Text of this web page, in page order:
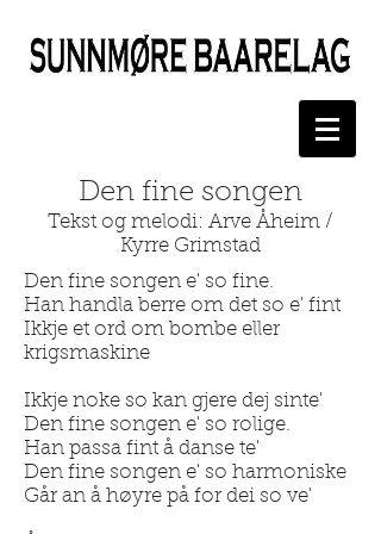
Den fine songen
Tekst og melodi: Arve Åheim /
Kyrre Grimstad
Den fine songen e' so fine.
Han handla berre om det so e' fint
Ikkje et ord om bombe eller
krigsmaskine
Ikkje noke so kan gjere dej sinte'
Den fine songen e' so rolige.
Han passa fint å danse te'
Den fine songen e' so harmoniske
Går an å høyre på for dei so ve'